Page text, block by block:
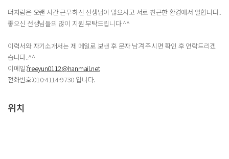
더자람은 오랜 시간 근무하신 선생님이 많으시고 서로 친근한 환경에서 일합니다..
좋으신 선생님들의 많이 지원 부탁드립니다 ^^
이력서와 자기소개서는 제 메일로 보낸 후 문자 남겨 주시면 확인 후 연락드리겠
습니다..^^
이메일:freeyun0112@hanmail.net
전화번호:010-4114-9730 입니다.
위치